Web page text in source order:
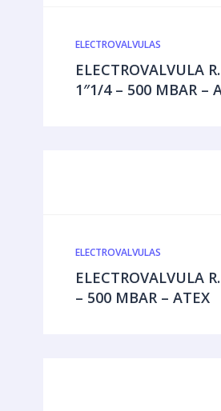
ELECTROVALVULAS
ELECTROVALVULA
1″1/4 – 500 MBAR –
ELECTROVALVULAS
ELECTROVALVULA
– 500 MBAR – ATEX